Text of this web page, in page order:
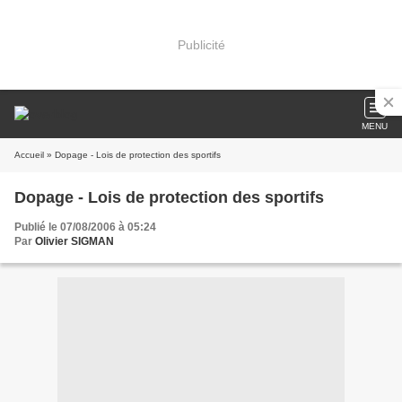
Publicité
MENU
Accueil » Dopage - Lois de protection des sportifs
Dopage - Lois de protection des sportifs
Publié le 07/08/2006 à 05:24
Par Olivier SIGMAN